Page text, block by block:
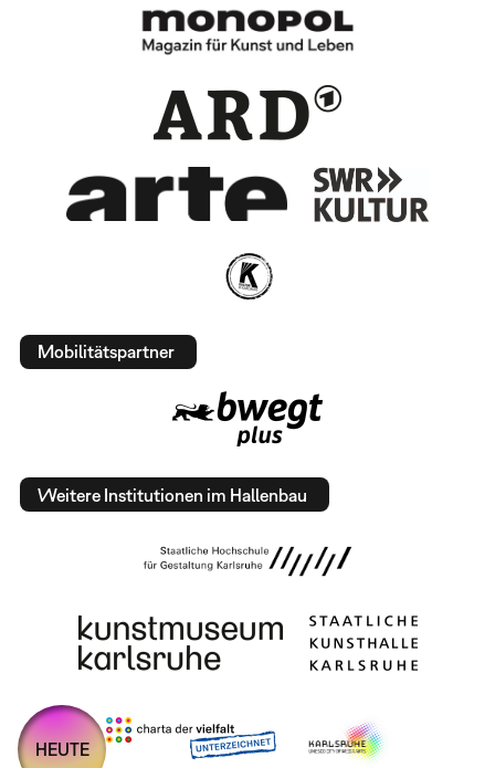
Mobilitätspartner
Weitere Institutionen im Hallenbau
HEUTE